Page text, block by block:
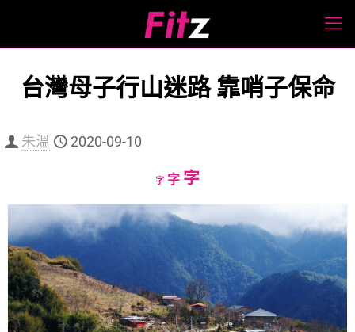
台灣母子行山迷路 靠哨子保命
朱溫 2020-09-10
字Decrease
size.
字Reset
size.
字Increase
size.